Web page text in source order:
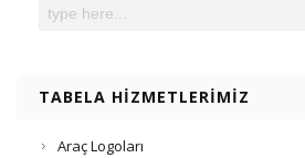
TABELA HIZMETLERIMIZ
Araç Logoları